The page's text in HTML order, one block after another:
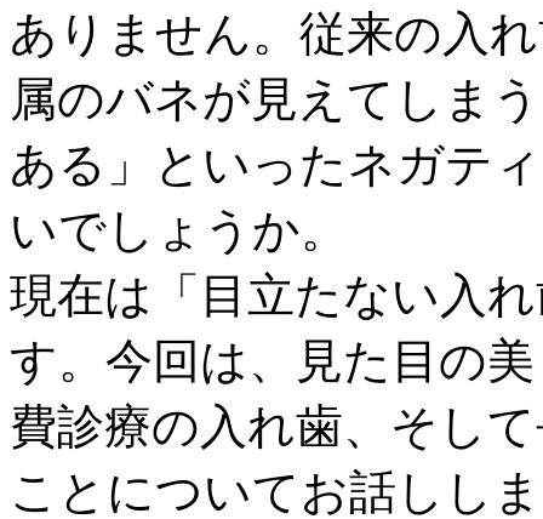
ありません。従来の入
属のバネが見えてしま
ある」といったネガテ
いでしょうか。
現在は「目立たない入
す。今回は、見た目の
費診療の入れ歯、そし
ことについてお話しし